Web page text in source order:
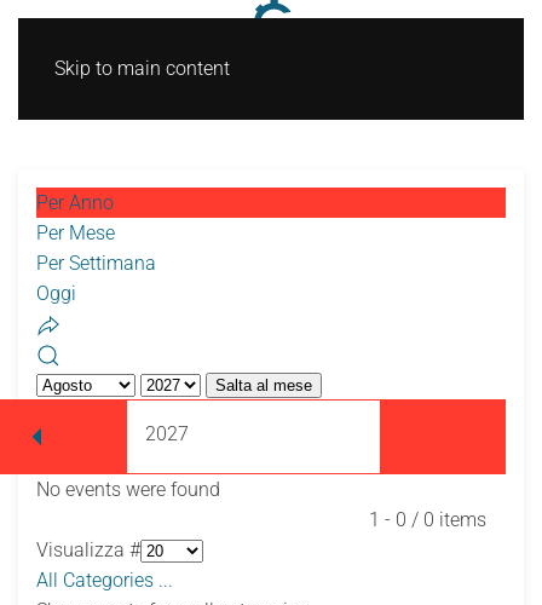
Skip to main content
Per Anno
Per Mese
Per Settimana
Oggi
Salta al mese
2027
No events were found
1 - 0 / 0 items
Visualizza #
All Categories ...